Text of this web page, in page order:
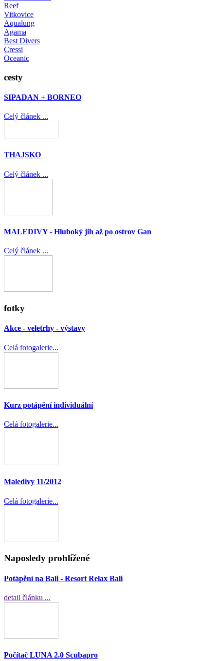
Reef
Vitkovice
Aqualung
Agama
Best Divers
Cressi
Oceanic
cesty
SIPADAN + BORNEO
Celý článek ...
THAJSKO
Celý článek ...
MALEDIVY - Hluboký jih až po ostrov Gan
Celý článek ...
fotky
Akce - veletrhy - výstavy
Celá fotogalerie...
Kurz potápění individuální
Celá fotogalerie...
Maledivy 11/2012
Celá fotogalerie...
Naposledy prohlížené
Potápění na Bali - Resort Relax Bali
detail článku ...
Počítač LUNA 2.0 Scubapro